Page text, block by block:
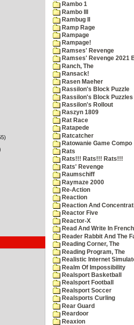
Rambo 1
Rambo III
Rambug II
Ramp Rage
Rampage
Rampage!
Ramses' Revenge
Ramses' Revenge 2021
Ranch, The
Ransack!
Rasen Maeher
Rassilon's Block Puzzle
Rassilon's Block Puzzles
Rassilon's Rollout
Raszyn 1809
Rat Race
Ratapede
Ratcatcher
Ratowanie Game Compo
Rats
Rats!!! Rats!!! Rats!!!
Rats' Revenge
Raumschiff
Raymaze 2000
Re-Action
Reaction
Reaction And
Reactor Five
Reactor-X
Read And Write In
Reader Rabbit And The
Reading Corner, The
Reading Program, The
Realistic Internet
Realm Of Impossibility
Realsport Basketball
Realsport Football
Realsport Soccer
Realsports Curling
Rear Guard
Reardoor
Reaxion